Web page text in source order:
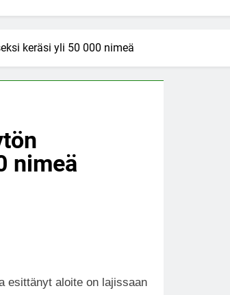
keräsi yli 50 000 nimeä
nimeä
esittänyt aloite on lajissaan